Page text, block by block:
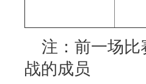
注：前一场
战的成员